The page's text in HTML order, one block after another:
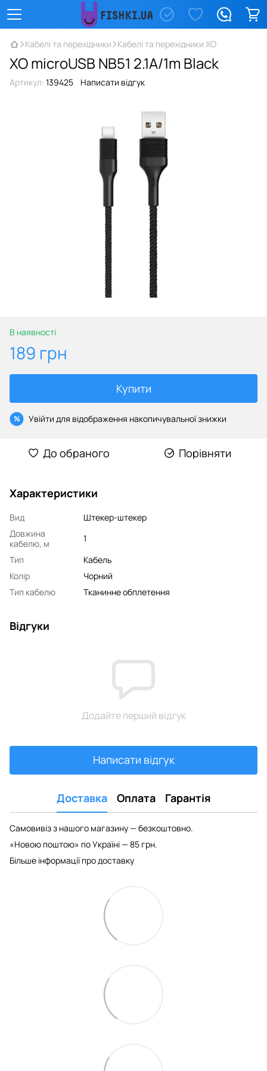
Кабелі та перехідники Кабелі та перехідники XO
XO microUSB NB51 2.1A/1m Black
Артикул: 139425 Написати відгук
В наявності
189 грн
Купити
% Увійти для відображення накопичувальної знижки
До обраного Порівняти
Характеристики
Вид
Штекер-штекер
Довжина
кабелю, м
1
Тип
Кабель
Колір
Чорний
Тип кабелю
Тканинне обплетення
Відгуки
Додайте перший відгук
Написати відгук
Доставка Оплата Гарантія
Самовивіз з нашого магазину — безкоштовно.
«Новою поштою» по Україні — 85 грн.
Більше інформації про доставку